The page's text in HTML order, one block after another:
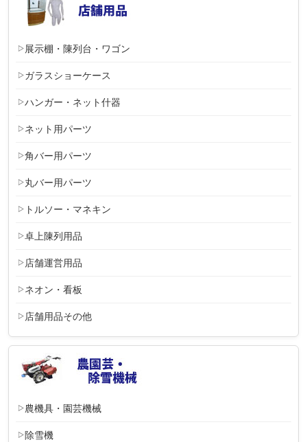
展示棚・陳列台・ワゴン
ガラスショーケース
ハンガー・ネット什器
ネット用パーツ
角バー用パーツ
丸バー用パーツ
トルソー・マネキン
卓上陳列用品
店舗運営用品
ネオン・看板
店舗用品その他
農機具・園芸機械
除雪機